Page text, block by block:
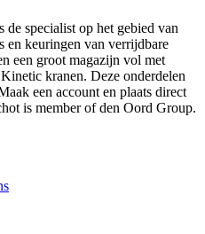
specialist op het gebied van
en keuringen van verrijdbare
een groot magazijn vol met
kranen. Deze onderdelen
een account en plaats direct
is member of den Oord Group.